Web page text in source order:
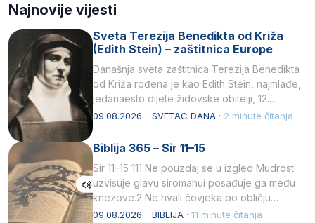
Najnovije vijesti
Sveta Terezija Benedikta od Križa
(Edith Stein) – zaštitnica Europe
Današnja sveta zaštitnica Terezija Benedikta
od Križa rođena je kao Edith Stein, najmlađe,
jedanaesto dijete židovske obitelji, 12.
listopada 1891, u Wrocławu…
09.08.2026. · SVETAC DANA · 2 minute čitanja
Biblija 365 – Sir 11–15
Sir 11–15 111 Ne pouzdaj se u izgled Mudrost
uzvisuje glavu siromahui posađuje ga među
knezove.2 Ne hvali čovjeka po obličju
njegovui…
09.08.2026. · BIBLIJA · 11 minute čitanja